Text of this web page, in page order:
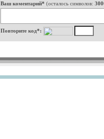
Ваш коментарий* (осталось символов:
Повторите код*: